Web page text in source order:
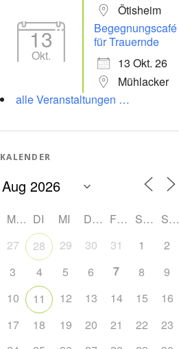
Ötisheim
13
Okt.
Begegnungscafé
für Trauernde
13 Okt. 26
Mühlacker
alle Veranstaltungen …
KALENDER
MO DI MI DO FR SA
SO
27
28 29 30 31 1
2
3
4 5 6 7 8
9
10
11 12 13 14 15
16
17
18 19 20 21 22
23